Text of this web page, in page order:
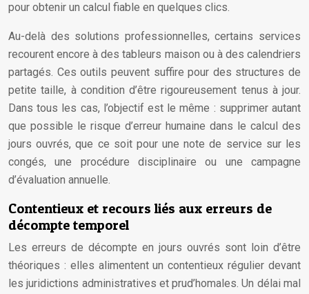
pour obtenir un calcul fiable en quelques clics.
Au-delà des solutions professionnelles, certains services
recourent encore à des tableurs maison ou à des calendriers
partagés. Ces outils peuvent suffire pour des structures de
petite taille, à condition d’être rigoureusement tenus à jour.
Dans tous les cas, l’objectif est le même : supprimer autant
que possible le risque d’erreur humaine dans le calcul des
jours ouvrés, que ce soit pour une note de service sur les
congés, une procédure disciplinaire ou une campagne
d’évaluation annuelle.
Contentieux et recours liés aux erreurs de
décompte temporel
Les erreurs de décompte en jours ouvrés sont loin d’être
théoriques : elles alimentent un contentieux régulier devant
les juridictions administratives et prud’homales. Un délai mal